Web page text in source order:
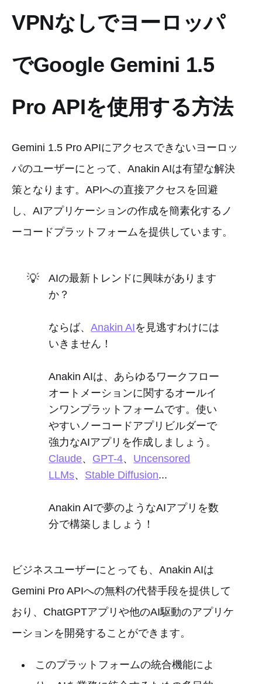
VPNなしでヨーロッパ
でGoogle Gemini 1.5
Pro APIを使用する方法
Gemini 1.5 Pro APIにアクセスできないヨーロッ
パのユーザーにとって、Anakin AIは有望な解決
策となります。APIへの直接アクセスを回避
し、AIアプリケーションの作成を簡素化するノ
ーコードプラットフォームを提供しています。
💡
AIの最新トレンドに興味があります
か？
ならば、Anakin AIを見逃すわけには
いきません！
Anakin AIは、あらゆるワークフロー
オートメーションに関するオールイ
ンワンプラットフォームです。使い
やすいノーコードアプリビルダーで
強力なAIアプリを作成しましょう。
Claude、 GPT-4、 Uncensored
LLMs、 Stable Diffusion...
Anakin AIで夢のようなAIアプリを数
分で構築しましょう！
ビジネスユーザーにとっても、Anakin AIは
Gemini Pro APIへの無料の代替手段を提供して
おり、ChatGPTアプリや他のAI駆動のアプリケ
ーションを開発することができます。
このプラットフォームの統合機能によ